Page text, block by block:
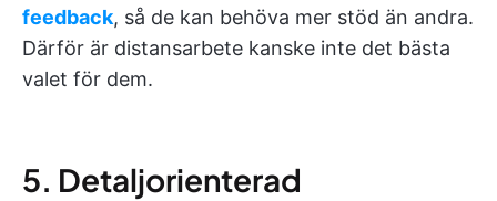
feedback, så de kan behöva mer stöd än andra.
Därför är distansarbete kanske inte det bästa
valet för dem.
5. Detaljorienterad